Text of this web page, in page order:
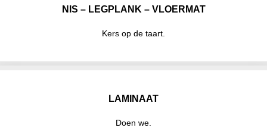
NIS – LEGPLANK – VLOERMAT
Kers op de taart.
LAMINAAT
Doen we.